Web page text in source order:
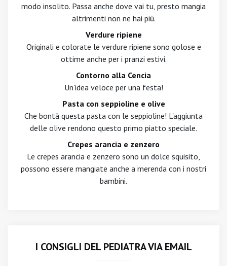
modo insolito. Passa anche dove vai tu, presto mangia
altrimenti non ne hai più.
Verdure ripiene
Originali e colorate le verdure ripiene sono golose e
ottime anche per i pranzi estivi.
Contorno alla Cencia
Un'idea veloce per una festa!
Pasta con seppioline e olive
Che bontà questa pasta con le seppioline! L'aggiunta
delle olive rendono questo primo piatto speciale.
Crepes arancia e zenzero
Le crepes arancia e zenzero sono un dolce squisito,
possono essere mangiate anche a merenda con i nostri
bambini.
I CONSIGLI DEL PEDIATRA VIA EMAIL